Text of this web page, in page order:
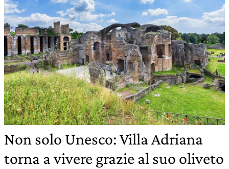
Non solo Unesco: Villa Adriana
torna a vivere grazie al suo oliveto